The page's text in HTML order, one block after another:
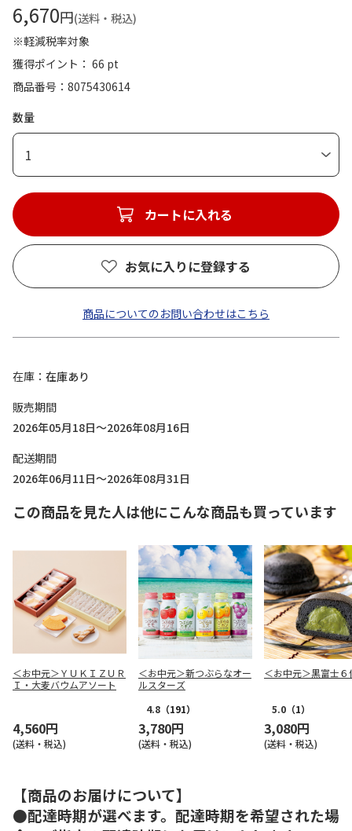
6,670円(送料・税込)
※軽減税率対象
獲得ポイント： 66 pt
商品番号
8075430614
数量
1
カートに入れる
お気に入りに登録する
商品についてのお問い合わせはこちら
在庫
在庫あり
販売期間
2026年05月18日～2026年08月16日
配送期間
2026年06月11日～2026年08月31日
この商品を見た人は他にこんな商品も買っています
＜お中元＞ＹＵＫＩＺＵＲ
Ｉ・大麦バウムアソート
4,560円
(送料・税込)
＜お中元＞新つぶらなオー
ルスターズ
4.8 （191）
3,780円
(送料・税込)
＜お中元＞黒富士６
5.0 （1）
3,080円
(送料・税込)
【商品のお届けについて】
●配達時期が選べます。配達時期を希望された場